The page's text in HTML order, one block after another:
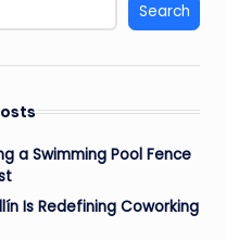
Search
a Swimming Pool Fence
Is Redefining Coworking